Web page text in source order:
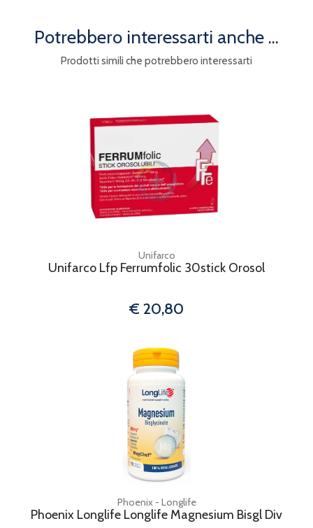
Potrebbero interessarti anche ...
Prodotti simili che potrebbero interessarti
Unifarco
Unifarco Lfp Ferrumfolic 30stick Orosol
€ 20,80
Phoenix - Longlife
Phoenix Longlife Longlife Magnesium Bisgl Div